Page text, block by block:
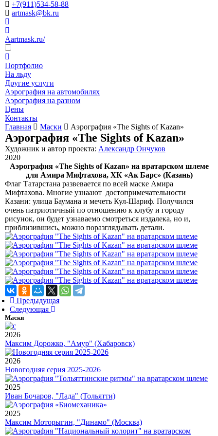
+7(911)534-58-88
artmask@bk.ru
Aartmask.ru/
Портфолио
На льду
Другие услуги
Аэрография на автомобилях
Аэрография на разном
Цены
Контакты
Главная
Маски Аэрография «The Sights of Kazan»
Аэрография «The Sights of Kazan»
Художник и автор проекта: Александр Ончуков
2020
Аэрография «The Sights of Kazan» на вратарском шлеме
для Амира Мифтахова, ХК «Ак Барс» (Казань)
Флаг Татарстана развевается по всей маске Амира
Мифтахова. Многие узнаают достопримечательности
Казани: улица Баумана и мечеть Кул-Шариф. Получился
очень патриотичный по отношению к клубу и городу
рисунок, он будет узнаваемо смотреться издалека, но и,
приблизившись, можно поразглядывать детали.
Предыдущая
Следующая
Маски
2026
Максим Дорожко, "Амур" (Хабаровск)
2026
Новогодняя серия 2025-2026
2025
Иван Бочаров, "Лада" (Тольятти)
2025
Максим Моторыгин, "Динамо" (Москва)